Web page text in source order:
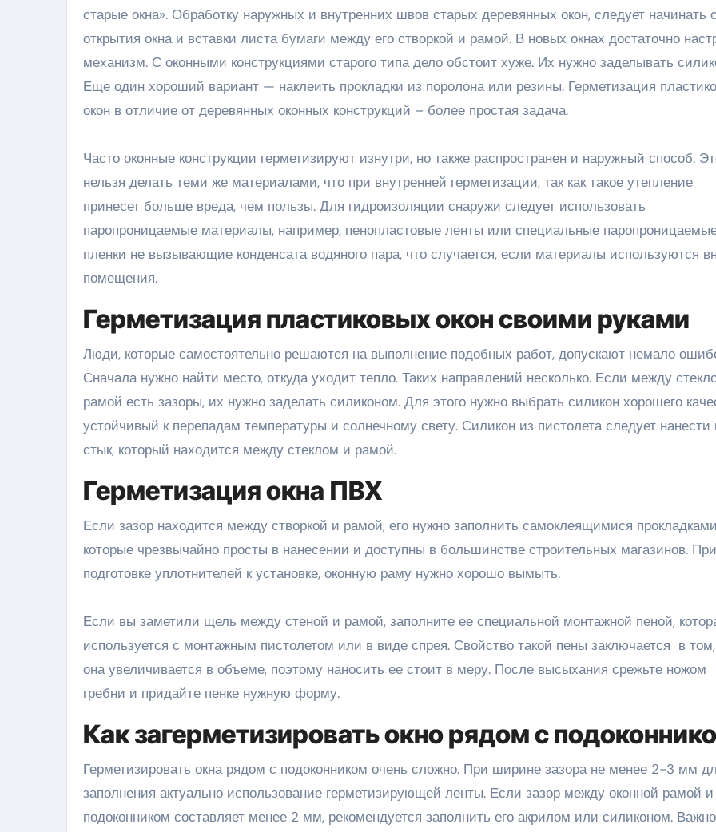
старые окна». Обработку наружных и внутренних швов старых деревянных окон, следует начинать с
открытия окна и вставки листа бумаги между его створкой и рамой. В новых окнах достаточно
механизм. С оконными конструкциями старого типа дело обстоит хуже. Их нужно заделывать
Еще один хороший вариант — наклеить прокладки из поролона или резины. Герметизация
окон в отличие от деревянных оконных конструкций – более простая задача.
Часто оконные конструкции герметизируют изнутри, но также распространен и наружный способ.
нельзя делать теми же материалами, что при внутренней герметизации, так как такое утепление
принесет больше вреда, чем пользы. Для гидроизоляции снаружи следует использовать
паропроницаемые материалы, например, пенопластовые ленты или специальные
пленки не вызывающие конденсата водяного пара, что случается, если материалы используются
помещения.
Герметизация пластиковых окон своими руками
Люди, которые самостоятельно решаются на выполнение подобных работ, допускают немало
Сначала нужно найти место, откуда уходит тепло. Таких направлений несколько. Если между
рамой есть зазоры, их нужно заделать силиконом. Для этого нужно выбрать силикон хорошего
устойчивый к перепадам температуры и солнечному свету. Силикон из пистолета следует нанести
стык, который находится между стеклом и рамой.
Герметизация окна ПВХ
Если зазор находится между створкой и рамой, его нужно заполнить самоклеящимися
которые чрезвычайно просты в нанесении и доступны в большинстве строительных магазинов. При
подготовке уплотнителей к установке, оконную раму нужно хорошо вымыть.
Если вы заметили щель между стеной и рамой, заполните ее специальной монтажной пеной,
используется с монтажным пистолетом или в виде спрея. Свойство такой пены заключается в
она увеличивается в объеме, поэтому наносить ее стоит в меру. После высыхания срежьте ножом
гребни и придайте пенке нужную форму.
Как загерметизировать окно рядом с
Герметизировать окна рядом с подоконником очень сложно. При ширине зазора не менее 2-3 мм
заполнения актуально использование герметизирующей ленты. Если зазор между оконной рамой и
подоконником составляет менее 2 мм, рекомендуется заполнить его акрилом или силиконом.